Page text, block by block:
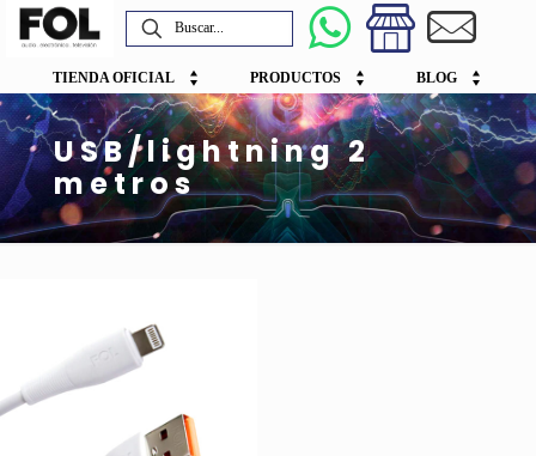
TIENDA OFICIAL PRODUCTOS BLOG
USB/lightning 2
metros